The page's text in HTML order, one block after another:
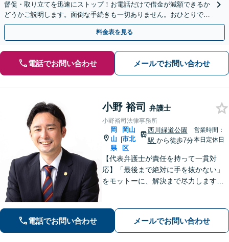
督促・取り立てを迅速にストップ！お電話だけで借金が減額できるか
どうかご説明します。面倒な手続きも一切ありません。おひとりで悩
まず、お気軽にご相談ください。【電話相談可】
料金表を見る
電話でお問い合わせ メールでお問い合わせ
小野 裕司 弁護士
小野裕司法律事務所
岡
山
県
|
岡山
市北
区
西川緑道公園
駅 から徒歩7分
営業時間：
本日定休日
【代表弁護士が責任を持って一貫対
応】「最後まで絶対に手を抜かない」
をモットーに、解決まで尽力します
男女問題】講演・勉強会の講師実績あ
り【相続・遺言】士業からの相談実績
電話でお問い合わせ メールでお問い合わせ